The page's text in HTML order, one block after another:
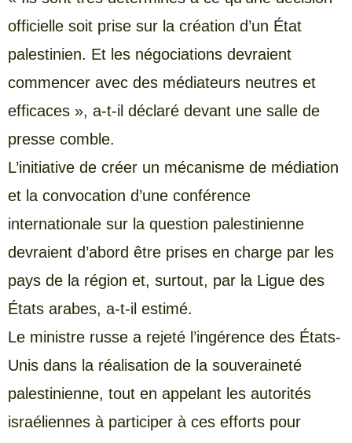
officielle soit prise sur la création d’un État
palestinien. Et les négociations devraient
commencer avec des médiateurs neutres et
efficaces », a-t-il déclaré devant une salle de
presse comble.
L’initiative de créer un mécanisme de médiation
et la convocation d’une conférence
internationale sur la question palestinienne
devraient d’abord être prises en charge par les
pays de la région et, surtout, par la Ligue des
États arabes, a-t-il estimé.
Le ministre russe a rejeté l’ingérence des États-
Unis dans la réalisation de la souveraineté
palestinienne, tout en appelant les autorités
israéliennes à participer à ces efforts pour